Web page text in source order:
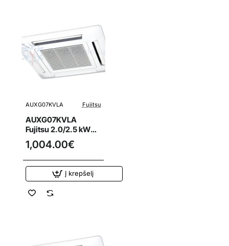
AUXG07KVLA Fujitsu
AUXG07KVLA
Fujitsu 2.0/2.5 kW
oro kondicionieriaus
kasetinis vidinis
blokas
1,004.00€
Į krepšelį